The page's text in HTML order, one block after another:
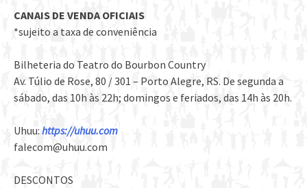
CANAIS DE VENDA OFICIAIS
*sujeito a taxa de conveniência
Bilheteria do Teatro do Bourbon Country
Av. Túlio de Rose, 80 / 301 – Porto Alegre, RS. De segunda a
sábado, das 10h às 22h; domingos e feriados, das 14h às 20h.
Uhuu: https://uhuu.com
falecom@uhuu.com
DESCONTOS